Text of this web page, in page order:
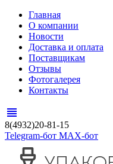
Главная
О компании
Новости
Доставка и оплата
Поставщикам
Отзывы
Фотогалерея
Контакты
view_headline
8(4932)20-81-15
Telegram-бот MAX-бот